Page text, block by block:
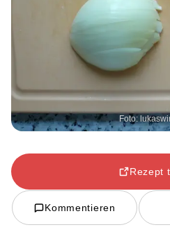
Foto:
Rezept
Kommentieren